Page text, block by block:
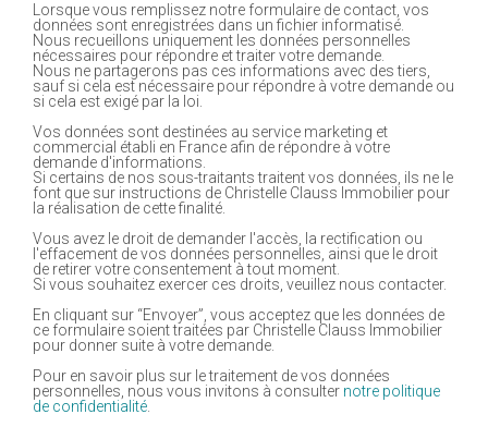
Lorsque vous remplissez notre formulaire de contact, vos
données sont enregistrées dans un fichier informatisé.
Nous recueillons uniquement les données personnelles
nécessaires pour répondre et traiter votre demande.
Nous ne partagerons pas ces informations avec des tiers,
sauf si cela est nécessaire pour répondre à votre demande ou
si cela est exigé par la loi.
Vos données sont destinées au service marketing et
commercial établi en France afin de répondre à votre
demande d'informations.
Si certains de nos sous-traitants traitent vos données, ils ne le
font que sur instructions de Christelle Clauss Immobilier pour
la réalisation de cette finalité.
Vous avez le droit de demander l'accès, la rectification ou
l'effacement de vos données personnelles, ainsi que le droit
de retirer votre consentement à tout moment.
Si vous souhaitez exercer ces droits, veuillez nous contacter.
En cliquant sur “Envoyer”, vous acceptez que les données de
ce formulaire soient traitées par Christelle Clauss Immobilier
pour donner suite à votre demande.
Pour en savoir plus sur le traitement de vos données
personnelles, nous vous invitons à consulter notre politique
de confidentialité